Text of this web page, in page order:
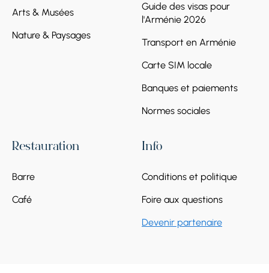
Arts & Musées
Nature & Paysages
Guide des visas pour
l'Arménie 2026
Transport en Arménie
Carte SIM locale
Banques et paiements
Normes sociales
Restauration
Barre
Café
Info
Conditions et politique
Foire aux questions
Devenir partenaire